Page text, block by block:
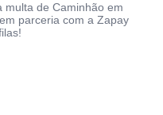
multa de Caminhão em
parceria com a Zapay